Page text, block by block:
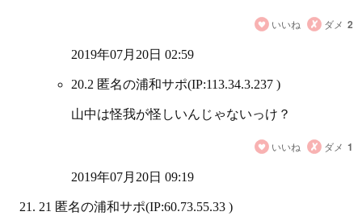
いいね ダメ 2
2019年07月20日 02:59
20.2 匿名の浦和サポ(IP:113.34.3.237 )
山中は怪我が怪しいんじゃないっけ？
いいね ダメ 1
2019年07月20日 09:19
21 匿名の浦和サポ(IP:60.73.55.33 )